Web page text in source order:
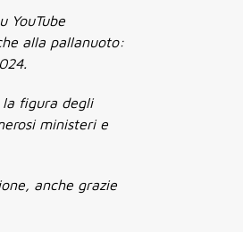
YouTube
alla pallanuoto:
la figura degli
ministeri e
anche grazie